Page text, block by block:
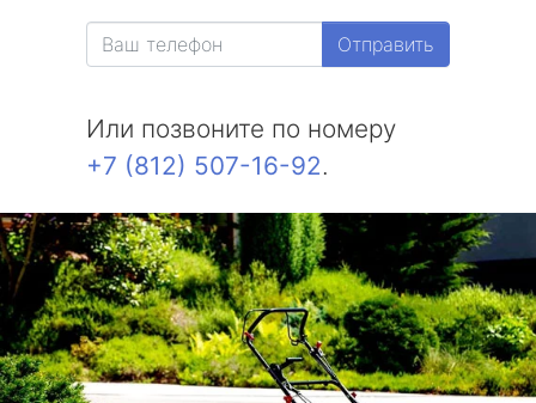
Отправить
Или позвоните по номеру
+7 (812) 507-16-92.